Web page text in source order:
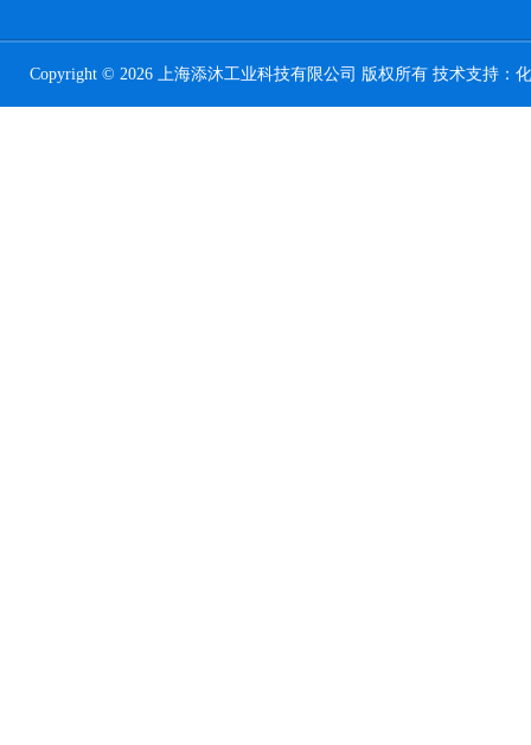
Copyright © 2026 上海添沐工业科技有限公司 版权所有 技术支持：